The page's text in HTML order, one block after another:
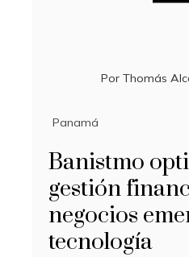
Por Thomás
Panamá
Banistmo
gestión
negocios
tecnología